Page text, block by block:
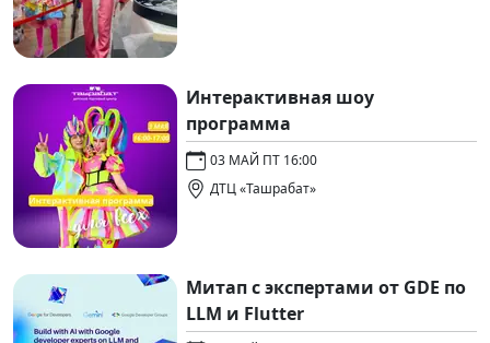
Интерактивная шоу
программа
03 МАЙ ПТ 16:00
ДТЦ «Ташрабат»
Митап с экспертами от GDE по
LLM и Flutter